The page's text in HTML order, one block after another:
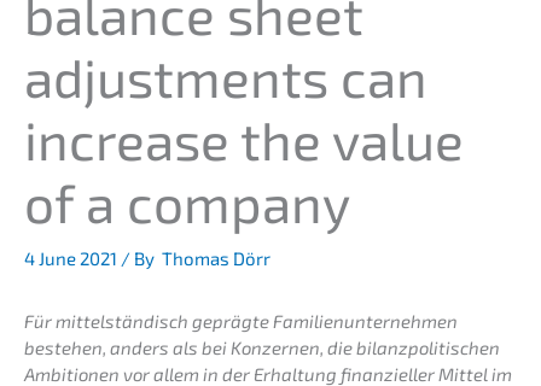
balan­ce sheet
adjus­t­ments can
increase the value
of a company
4 June 2021 / By Thomas Dörr
Für mittel­stän­disch gepräg­te Famili­en­un­ter­neh­men
bestehen, anders als bei Konzer­nen, die bilanz­po­li­ti­schen
Ambitio­nen vor allem in der Erhal­tung finan­zi­el­ler Mittel im